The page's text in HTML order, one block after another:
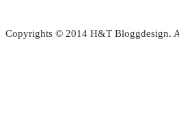
Copyrights © 2014 H&T Bloggdesign.